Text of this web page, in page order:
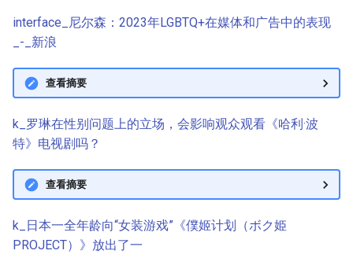
interface_尼尔森：2023年LGBTQ+在媒体和广告中的表现
_-_新浪
查看摘要
k_罗琳在性别问题上的立场，会影响观众观看《哈利·波
特》电视剧吗？
查看摘要
k_日本一全年龄向“女装游戏”《僕姬计划（ボク姫
PROJECT）》放出了一